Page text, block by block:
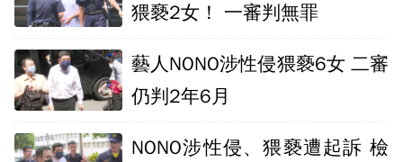
猥褻2女！ 一審判無罪
藝人NONO涉性侵猥褻6女 二審
仍判2年6月
NONO涉性侵、猥褻遭起訴 檢